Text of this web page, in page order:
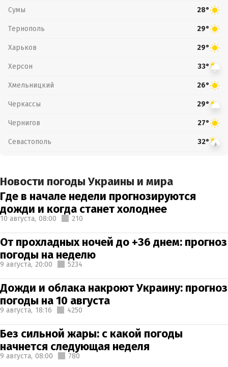
Сумы 28°
Тернополь 29°
Харьков 29°
Херсон 33°
Хмельницкий 26°
Черкассы 29°
Чернигов 27°
Севастополь 32°
Новости погоды Украины и мира
Где в начале недели прогнозируются
дожди и когда станет холоднее
10 августа, 08:00 210
От прохладных ночей до +36 днем: прогноз
погоды на неделю
9 августа, 20:00 5234
Дожди и облака накроют Украину: прогноз
погоды на 10 августа
9 августа, 18:16 4250
Без сильной жары: с какой погоды
начнется следующая неделя
9 августа, 08:00 780